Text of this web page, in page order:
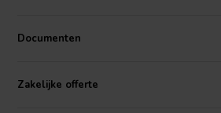
2 Liter. Der Frequenzbereich sollte etwa
Documenten
Zakelijke offerte